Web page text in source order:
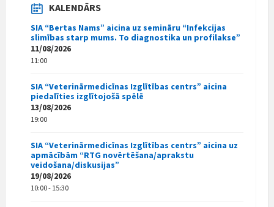
KALENDĀRS
SIA “Bertas Nams” aicina uz semināru “Infekcijas
slimības starp mums. To diagnostika un profilakse”
11/08/2026
11:00
SIA “Veterinārmedicīnas Izglītības centrs” aicina
piedalīties izglītojošā spēlē
13/08/2026
19:00
SIA “Veterinārmedicīnas Izglītības centrs” aicina uz
apmācībām “RTG novērtēšana/aprakstu
veidošana/diskusijas”
19/08/2026
10:00 - 15:30